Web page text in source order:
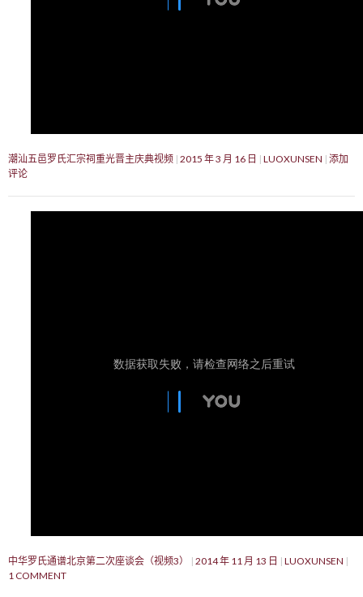
潮汕五邑罗氏汇宗祠重光晋主庆典视频 2015 年 3 月 16 日 LUOXUNSEN 添加
评论
中华罗氏通谱北京第二次座谈会（视频3） 2014 年 11 月 13 日
LUOXUNSEN
1 COMMENT